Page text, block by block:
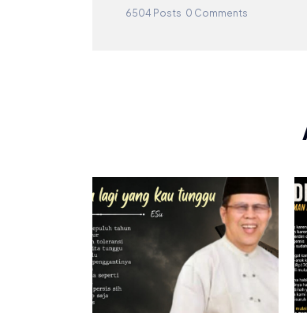
6504 Posts 0 Comments